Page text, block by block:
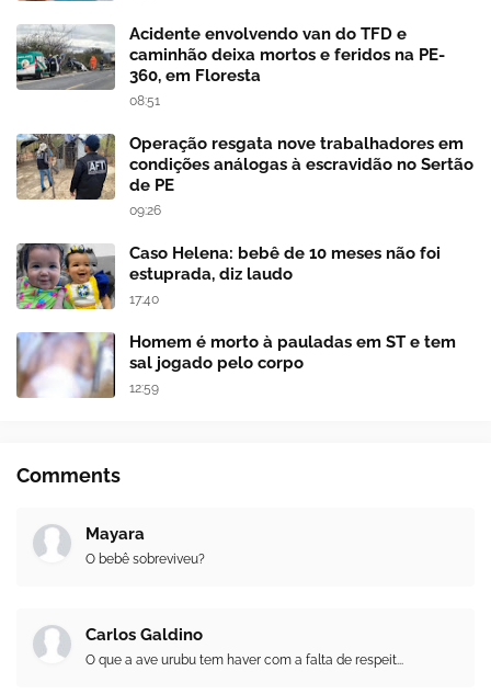
Acidente envolvendo van do TFD e
caminhão deixa mortos e feridos na PE-
360, em Floresta
08:51
Operação resgata nove trabalhadores em
condições análogas à escravidão no Sertão
de PE
09:26
Caso Helena: bebê de 10 meses não foi
estuprada, diz laudo
17:40
Homem é morto à pauladas em ST e tem
sal jogado pelo corpo
12:59
Comments
Mayara
O bebê sobreviveu?
Carlos Galdino
O que a ave urubu tem haver com a falta de respeit...